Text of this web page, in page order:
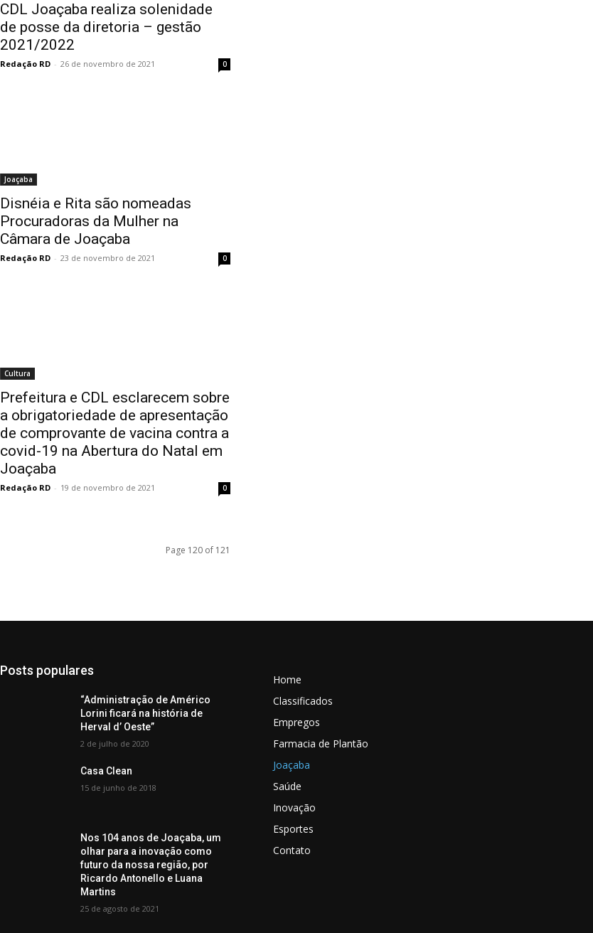
CDL Joaçaba realiza solenidade
de posse da diretoria – gestão
2021/2022
Redação RD - 26 de novembro de 2021 0
Joaçaba
Disnéia e Rita são nomeadas
Procuradoras da Mulher na
Câmara de Joaçaba
Redação RD - 23 de novembro de 2021 0
Cultura
Prefeitura e CDL esclarecem sobre
a obrigatoriedade de apresentação
de comprovante de vacina contra a
covid-19 na Abertura do Natal em
Joaçaba
Redação RD - 19 de novembro de 2021 0
Page 120 of 121
Posts populares
“Administração de Américo
Lorini ficará na história de
Herval d’ Oeste”
2 de julho de 2020
Casa Clean
15 de junho de 2018
Nos 104 anos de Joaçaba, um
olhar para a inovação como
futuro da nossa região, por
Ricardo Antonello e Luana
Martins
25 de agosto de 2021
Home
Classificados
Empregos
Farmacia de Plantão
Joaçaba
Saúde
Inovação
Esportes
Contato